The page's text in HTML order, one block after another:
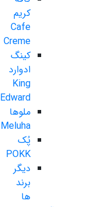
کریم
Cafe
Creme
کینگ
ادوارد
King
Edward
ملوها
Meluha
پُک
POKK
دیگر
برند
ها